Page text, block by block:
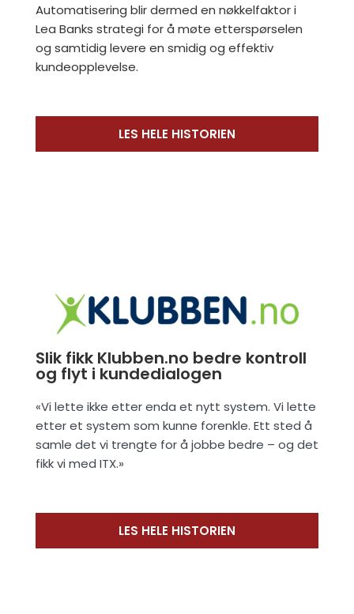
Automatisering blir dermed en nøkkelfaktor i
Lea Banks strategi for å møte etterspørselen
og samtidig levere en smidig og effektiv
kundeopplevelse.
LES HELE HISTORIEN
Slik fikk Klubben.no bedre kontroll
og flyt i kundedialogen
«Vi lette ikke etter enda et nytt system. Vi lette
etter et system som kunne forenkle. Ett sted å
samle det vi trengte for å jobbe bedre – og det
fikk vi med ITX.»
LES HELE HISTORIEN